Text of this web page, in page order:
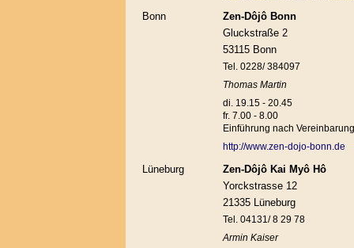
Bonn
Zen-Dôjô Bonn
Gluckstraße 2
53115 Bonn
Tel. 0228/ 384097
Thomas Martin
di. 19.15 - 20.45
fr. 7.00 - 8.00
Einführung nach Vereinbarung
http://www.zen-dojo-bonn.de
Lüneburg
Zen-Dôjô Kai Myô Hô
Yorckstrasse 12
21335 Lüneburg
Tel. 04131/ 8 29 78
Armin Kaiser